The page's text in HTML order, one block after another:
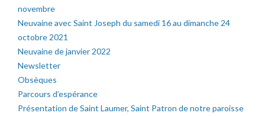
novembre
Neuvaine avec Saint Joseph du samedi 16 au dimanche 24
octobre 2021
Neuvaine de janvier 2022
Newsletter
Obsèques
Parcours d’espérance
Présentation de Saint Laumer, Saint Patron de notre paroisse